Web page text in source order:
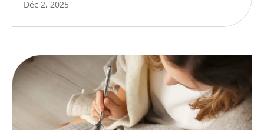
Déc 2, 2025